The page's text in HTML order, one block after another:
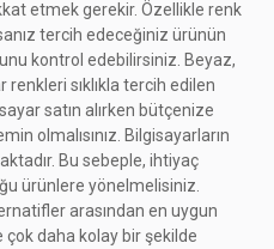
etmek gerekir. Özellikle renk
tercih edeceğiniz ürünün
kontrol edebilirsiniz. Beyaz,
renkleri sıklıkla tercih edilen
satın alırken bütçenize
olmalısınız. Bilgisayarların
Bu sebeple, ihtiyaç
ürünlere yönelmelisiniz.
arasından en uygun
daha kolay bir şekilde